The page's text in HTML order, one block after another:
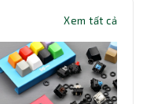
Xem tất cả